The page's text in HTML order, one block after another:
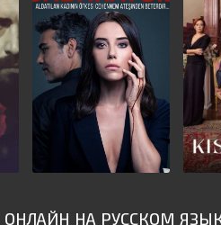
НА РУССКОМ